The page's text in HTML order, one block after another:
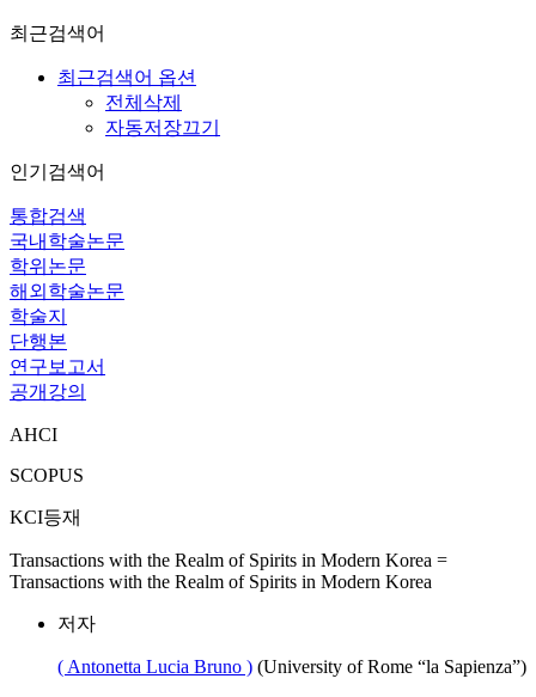
최근검색어
최근검색어 옵션
전체삭제
자동저장끄기
인기검색어
통합검색
국내학술논문
학위논문
해외학술논문
학술지
단행본
연구보고서
공개강의
AHCI
SCOPUS
KCI등재
Transactions with the Realm of Spirits in Modern Korea =
Transactions with the Realm of Spirits in Modern Korea
저자
( Antonetta Lucia Bruno ) (University of Rome “la Sapienza”)